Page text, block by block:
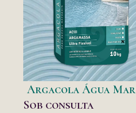
Argacola Água
Sob consulta